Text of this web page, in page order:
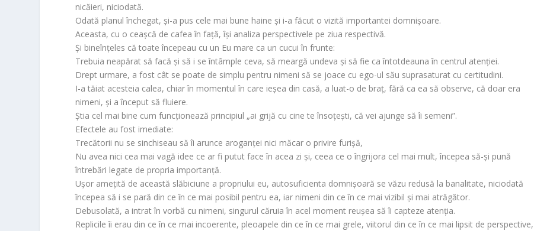
nicăieri, niciodată.
Odată planul închegat, și-a pus cele mai bune haine și i-a făcut o vizită importantei domnișoare.
Aceasta, cu o ceașcă de cafea în față, își analiza perspectivele pe ziua respectivă.
Și bineînțeles că toate începeau cu un Eu mare ca un cucui în frunte:
Trebuia neapărat să facă și să i se întâmple ceva, să meargă undeva și să fie ca întotdeauna în centrul atenției.
Drept urmare, a fost cât se poate de simplu pentru nimeni să se joace cu ego-ul său suprasaturat cu certitudini.
I-a tăiat acesteia calea, chiar în momentul în care ieșea din casă, a luat-o de braț, fără ca ea să observe, că doar era
nimeni, și a început să fluiere.
Știa cel mai bine cum funcționează principiul „ai grijă cu cine te însoțești, că vei ajunge să îi semeni”.
Efectele au fost imediate:
Trecătorii nu se sinchiseau să îi arunce aroganței nici măcar o privire furișă,
Nu avea nici cea mai vagă idee ce ar fi putut face în acea zi și, ceea ce o îngrijora cel mai mult, începea să-și pună
întrebări legate de propria importanță.
Ușor amețită de această slăbiciune a propriului eu, autosuficienta domnișoară se văzu redusă la banalitate, niciodată
începea să i se pară din ce în ce mai posibil pentru ea, iar nimeni din ce în ce mai vizibil și mai atrăgător.
Debusolată, a intrat în vorbă cu nimeni, singurul căruia în acel moment reușea să îi capteze atenția.
Replicile îi erau din ce în ce mai incoerente, pleoapele din ce în ce mai grele, viitorul din ce în ce mai lipsit de perspective,